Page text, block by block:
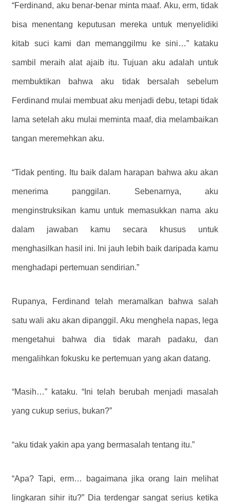
“Ferdinand, aku benar-benar minta maaf. Aku, erm, tidak
bisa menentang keputusan mereka untuk menyelidiki
kitab suci kami dan memanggilmu ke sini…” kataku
sambil meraih alat ajaib itu. Tujuan aku adalah untuk
membuktikan bahwa aku tidak bersalah sebelum
Ferdinand mulai membuat aku menjadi debu, tetapi tidak
lama setelah aku mulai meminta maaf, dia melambaikan
tangan meremehkan aku.
“Tidak penting. Itu baik dalam harapan bahwa aku akan
menerima panggilan. Sebenarnya, aku
menginstruksikan kamu untuk memasukkan nama aku
dalam jawaban kamu secara khusus untuk
menghasilkan hasil ini. Ini jauh lebih baik daripada kamu
menghadapi pertemuan sendirian.”
Rupanya, Ferdinand telah meramalkan bahwa salah
satu wali aku akan dipanggil. Aku menghela napas, lega
mengetahui bahwa dia tidak marah padaku, dan
mengalihkan fokusku ke pertemuan yang akan datang.
“Masih…” kataku. “Ini telah berubah menjadi masalah
yang cukup serius, bukan?”
“aku tidak yakin apa yang bermasalah tentang itu.”
“Apa? Tapi, erm… bagaimana jika orang lain melihat
lingkaran sihir itu?” Dia terdengar sangat serius ketika